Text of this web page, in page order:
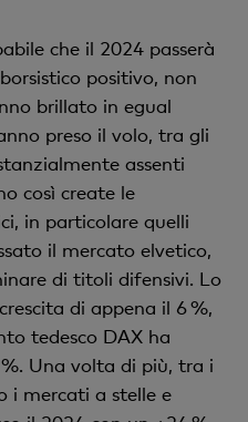
che il 2024 passerà
positivo, non
brillato in egual
preso il volo, tra gli
assenti
così create le
in particolare quelli
il mercato elvetico,
di titoli difensivi. Lo
di appena il 6 %,
tedesco DAX ha
Una volta di più, tra i
i mercati a stelle e